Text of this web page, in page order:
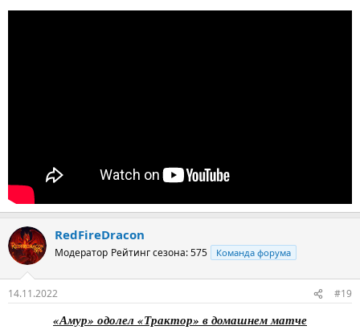
RedFireDracon
Модератор Рейтинг сезона: 575 Команда форума
14.11.2022 #19
«Амур» одолел «Трактор» в домашнем матче